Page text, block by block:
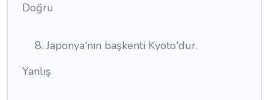
Doğru
Japonya'nın başkenti Kyoto'dur.
Yanlış